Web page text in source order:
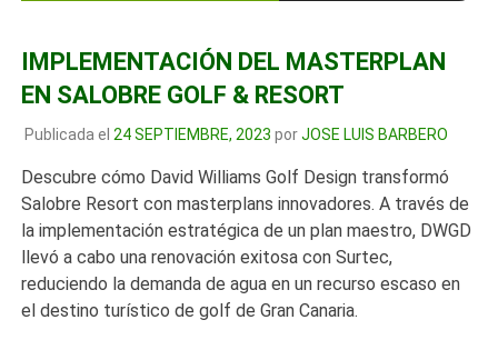
IMPLEMENTACIÓN DEL MASTERPLAN
EN SALOBRE GOLF & RESORT
Publicada el 24 SEPTIEMBRE, 2023 porJOSE LUIS BARBERO
Descubre cómo David Williams Golf Design transformó
Salobre Resort con masterplans innovadores. A través de
la implementación estratégica de un plan maestro, DWGD
llevó a cabo una renovación exitosa con Surtec,
reduciendo la demanda de agua en un recurso escaso en
el destino turístico de golf de Gran Canaria.